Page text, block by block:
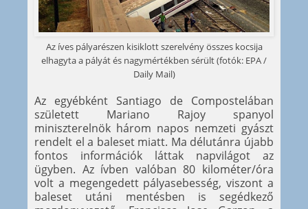
Az íves pályarészen kisiklott szerelvény összes kocsija
elhagyta a pályát és nagymértékben sérült (fotók: EPA /
Daily Mail)
Az egyébként Santiago de Compostelában
született Mariano Rajoy spanyol
miniszterelnök három napos nemzeti gyászt
rendelt el a baleset miatt. Ma délutánra újabb
fontos információk láttak napvilágot az
ügyben. Az ívben valóban 80 kilométer/óra
volt a megengedett pályasebesség, viszont a
baleset utáni mentésben is segédkező